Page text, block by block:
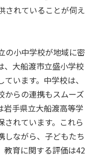
されていることが伺え
の小中学校が地域に密
、大船渡市立盛小学校
います。中学校は、
からの連携もスムーズ
岩手県立大船渡高等学
されています。これら
しながら、子どもたち
教育に関する評価は42